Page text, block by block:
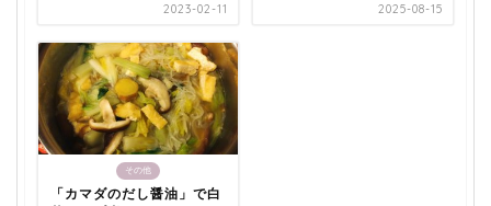
2023-02-11 2025-08-15
その他
「カマダのだし醤油」で白